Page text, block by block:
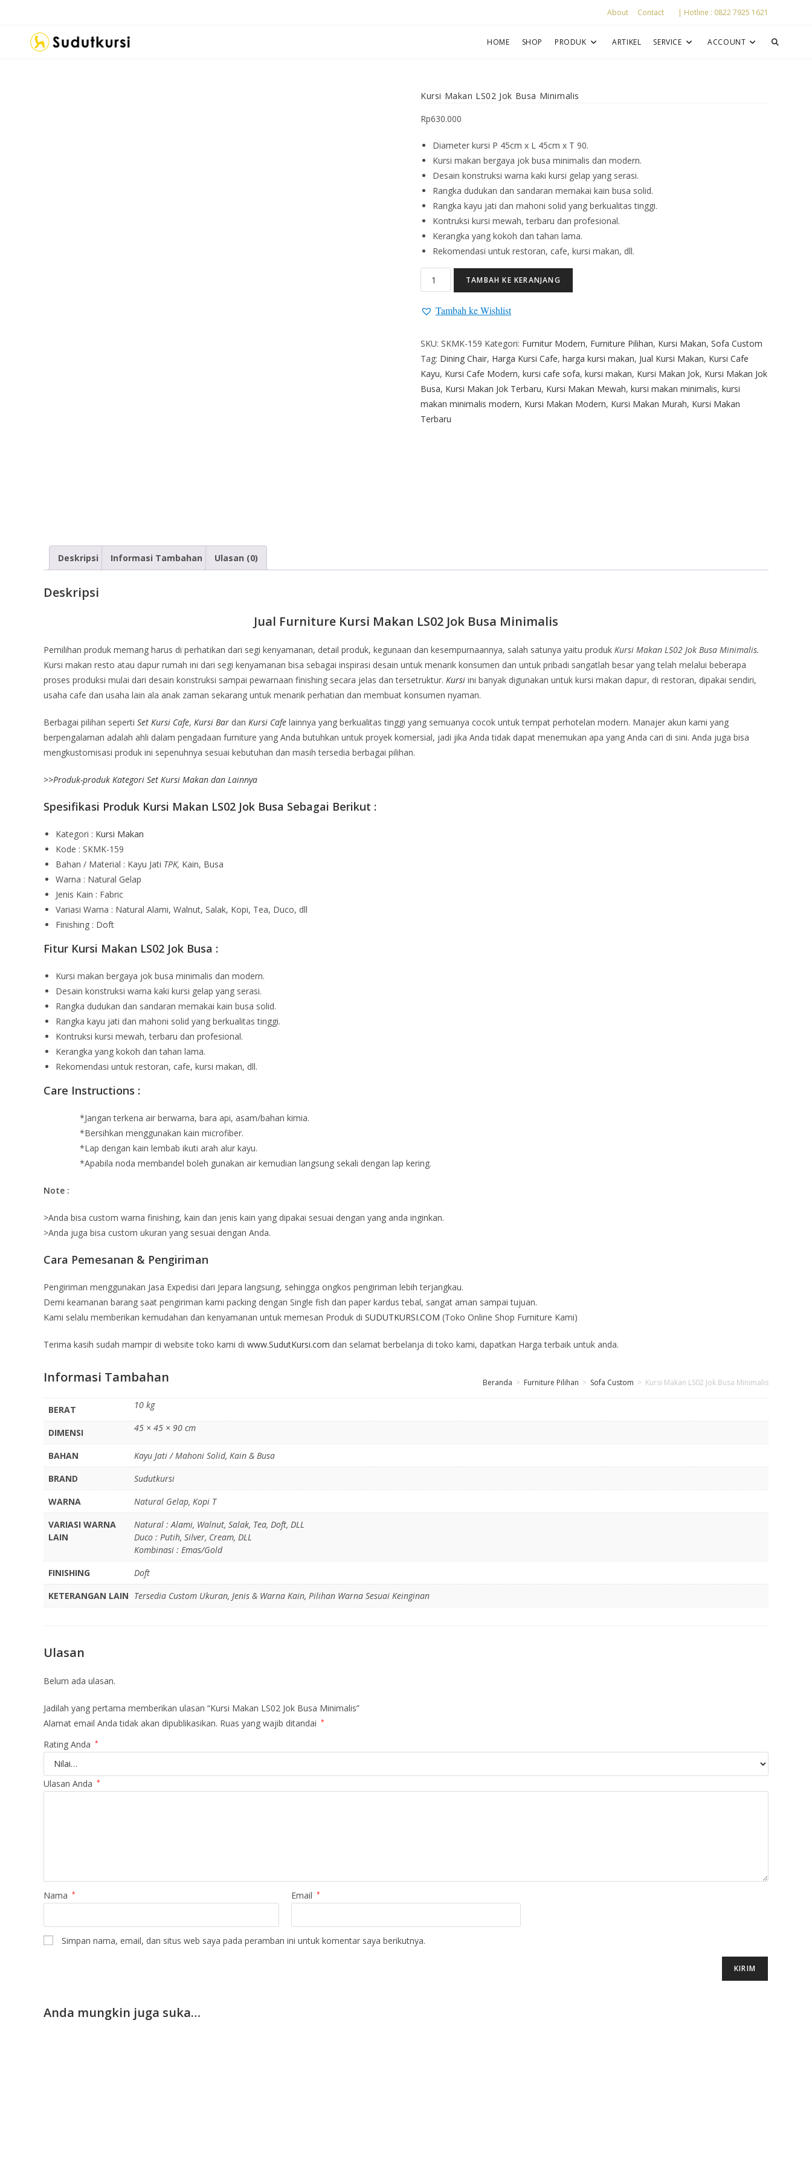
About Contact | Hotline : 0822 7925 1621
HOME SHOP PRODUK ARTIKEL SERVICE ACCOUNT
Beranda > Furniture Pilihan > Sofa Custom > Kursi Makan LS02 Jok Busa Minimalis
Kursi Makan LS02 Jok Busa Minimalis
Rp630.000
Diameter kursi P 45cm x L 45cm x T 90.
Kursi makan bergaya jok busa minimalis dan modern.
Desain konstruksi warna kaki kursi gelap yang serasi.
Rangka dudukan dan sandaran memakai kain busa solid.
Rangka kayu jati dan mahoni solid yang berkualitas tinggi.
Kontruksi kursi mewah, terbaru dan profesional.
Kerangka yang kokoh dan tahan lama.
Rekomendasi untuk restoran, cafe, kursi makan, dll.
TAMBAH KE KERANJANG
Tambah ke Wishlist
SKU: SKMK-159 Kategori: Furnitur Modern, Furniture Pilihan, Kursi Makan, Sofa Custom
Tag: Dining Chair, Harga Kursi Cafe, harga kursi makan, Jual Kursi Makan, Kursi Cafe
Kayu, Kursi Cafe Modern, kursi cafe sofa, kursi makan, Kursi Makan Jok, Kursi Makan Jok
Busa, Kursi Makan Jok Terbaru, Kursi Makan Mewah, kursi makan minimalis, kursi
makan minimalis modern, Kursi Makan Modern, Kursi Makan Murah, Kursi Makan
Terbaru
Deskripsi Informasi Tambahan Ulasan (0)
Deskripsi
Jual Furniture Kursi Makan LS02 Jok Busa Minimalis
Pemilihan produk memang harus di perhatikan dari segi kenyamanan, detail produk, kegunaan dan kesempurnaannya, salah satunya yaitu produk Kursi Makan LS02 Jok Busa Minimalis.
Kursi makan resto atau dapur rumah ini dari segi kenyamanan bisa sebagai inspirasi desain untuk menarik konsumen dan untuk pribadi sangatlah besar yang telah melalui beberapa
proses produksi mulai dari desain konstruksi sampai pewarnaan finishing secara jelas dan tersetruktur. Kursi ini banyak digunakan untuk kursi makan dapur, di restoran, dipakai sendiri,
usaha cafe dan usaha lain ala anak zaman sekarang untuk menarik perhatian dan membuat konsumen nyaman.
Berbagai pilihan seperti Set Kursi Cafe, Kursi Bar dan Kursi Cafe lainnya yang berkualitas tinggi yang semuanya cocok untuk tempat perhotelan modern. Manajer akun kami yang
berpengalaman adalah ahli dalam pengadaan furniture yang Anda butuhkan untuk proyek komersial, jadi jika Anda tidak dapat menemukan apa yang Anda cari di sini. Anda juga bisa
mengkustomisasi produk ini sepenuhnya sesuai kebutuhan dan masih tersedia berbagai pilihan.
>>Produk-produk Kategori Set Kursi Makan dan Lainnya
Spesifikasi Produk Kursi Makan LS02 Jok Busa Sebagai Berikut :
Kategori : Kursi Makan
Kode : SKMK-159
Bahan / Material : Kayu Jati TPK, Kain, Busa
Warna : Natural Gelap
Jenis Kain : Fabric
Variasi Warna : Natural Alami, Walnut, Salak, Kopi, Tea, Duco, dll
Finishing : Doft
Fitur Kursi Makan LS02 Jok Busa :
Kursi makan bergaya jok busa minimalis dan modern.
Desain konstruksi warna kaki kursi gelap yang serasi.
Rangka dudukan dan sandaran memakai kain busa solid.
Rangka kayu jati dan mahoni solid yang berkualitas tinggi.
Kontruksi kursi mewah, terbaru dan profesional.
Kerangka yang kokoh dan tahan lama.
Rekomendasi untuk restoran, cafe, kursi makan, dll.
Care Instructions :
*Jangan terkena air berwarna, bara api, asam/bahan kimia.
*Bersihkan menggunakan kain microfiber.
*Lap dengan kain lembab ikuti arah alur kayu.
*Apabila noda membandel boleh gunakan air kemudian langsung sekali dengan lap kering.
Note :
>Anda bisa custom warna finishing, kain dan jenis kain yang dipakai sesuai dengan yang anda inginkan.
>Anda juga bisa custom ukuran yang sesuai dengan Anda.
Cara Pemesanan & Pengiriman
Pengiriman menggunakan Jasa Expedisi dari Jepara langsung, sehingga ongkos pengiriman lebih terjangkau.
Demi keamanan barang saat pengiriman kami packing dengan Single fish dan paper kardus tebal, sangat aman sampai tujuan.
Kami selalu memberikan kemudahan dan kenyamanan untuk memesan Produk di SUDUTKURSI.COM (Toko Online Shop Furniture Kami)
Terima kasih sudah mampir di website toko kami di www.SudutKursi.com dan selamat berbelanja di toko kami, dapatkan Harga terbaik untuk anda.
Informasi Tambahan
BERAT 10 kg
DIMENSI 45 × 45 × 90 cm
BAHAN
Kayu Jati / Mahoni Solid, Kain & Busa
BRAND
Sudutkursi
WARNA
Natural Gelap, Kopi T
VARIASI WARNA
LAIN
Natural : Alami, Walnut, Salak, Tea, Doft, DLL
Duco : Putih, Silver, Cream, DLL
Kombinasi : Emas/Gold
FINISHING
Doft
KETERANGAN LAIN Tersedia Custom Ukuran, Jenis & Warna Kain, Pilihan Warna Sesuai Keinginan
Ulasan
Belum ada ulasan.
Jadilah yang pertama memberikan ulasan “Kursi Makan LS02 Jok Busa Minimalis”
Alamat email Anda tidak akan dipublikasikan. Ruas yang wajib ditandai *
Rating Anda *
Ulasan Anda *
Nama * Email *
Simpan nama, email, dan situs web saya pada peramban ini untuk komentar saya berikutnya.
Anda mungkin juga suka…